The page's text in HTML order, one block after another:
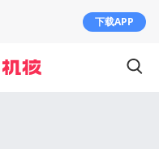
下载APP